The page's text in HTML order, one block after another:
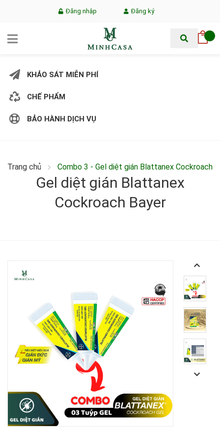
Đăng nhập Đăng ký
KHẢO SÁT MIỄN PHÍ
CHẾ PHẨM
BẢO HÀNH DỊCH VỤ
Trang chủ Combo 3 - Gel diệt gián Blattanex Cockroach
Gel diệt gián Blattanex
Cockroach Bayer